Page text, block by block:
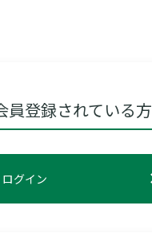
員登録されている方
ログイン